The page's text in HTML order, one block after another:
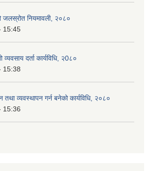
जलस्रोत नियमावली, २०८०
15:45
दर्ता कार्यविधि, २0८०
15:38
तथा व्यवस्थापन गर्न बनेको कार्यविधि, २०८०
15:36